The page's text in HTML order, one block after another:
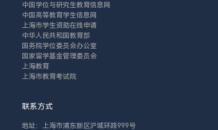
中国学位与研究生教育信息网
中国高等教育学生信息网
上海市学生资助在线申请
中华人民共和国教育部
国务院学位委员会办公室
国家留学基金管理委员会
上海教育
上海市教育考试院
联系方式
地址：上海市浦东新区沪城环路999号